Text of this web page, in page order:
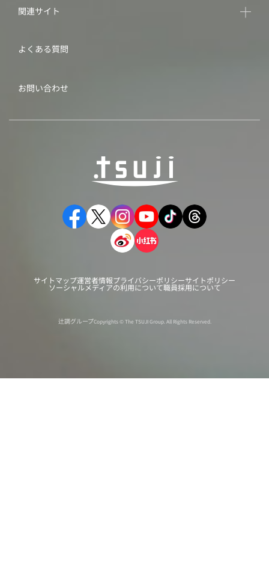
関連サイト
よくある質問
お問い合わせ
サイトマップ運営者情報プライバシーポリシーサイトポリシー
ソーシャルメディアの利用について職員採用について
辻調グループCopyrights © The TSUJI Group. All Rights Reserved.